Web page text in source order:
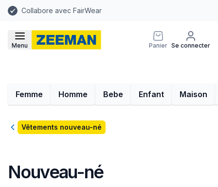
Collabore avec FairWear
Menu Panier Se connecter
Femme Homme Bebe Enfant Maison
RetourVêtements nouveau-né
Nouveau-né